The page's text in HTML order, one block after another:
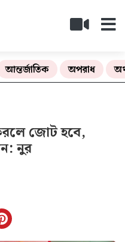
আন্তর্জাতিক অপরাধ
জোট হবে,
নুর